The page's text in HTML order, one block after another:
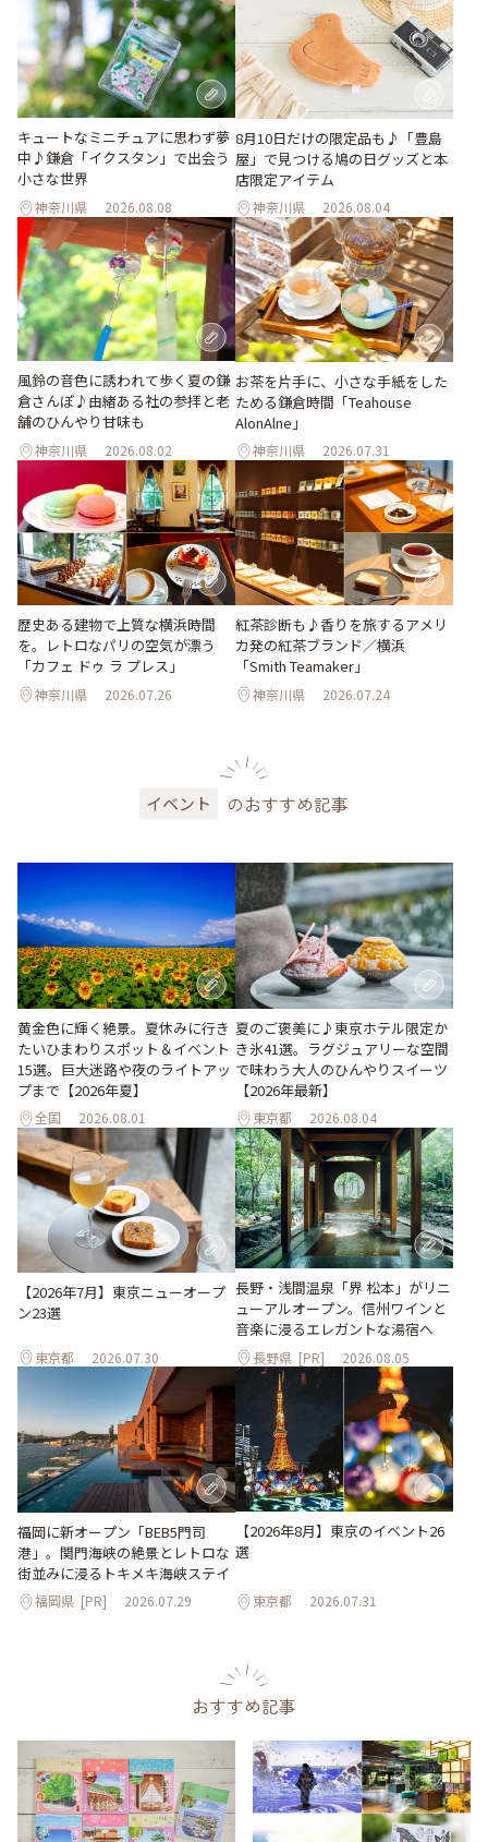
キュートなミニチュアに思わず夢
中♪鎌倉「イクスタン」で出会う
小さな世界
神奈川県 2026.08.08
8月10日だけの限定品も♪「豊島
屋」で見つける鳩の日グッズと本
店限定アイテム
神奈川県 2026.08.04
風鈴の音色に誘われて歩く夏の鎌
倉さんぽ♪由緒ある社の参拝と老
舗のひんやり甘味も
神奈川県 2026.08.02
お茶を片手に、小さな手紙をした
ためる鎌倉時間「Teahouse
AlonAlne」
神奈川県 2026.07.31
歴史ある建物で上質な横浜時間
を。レトロなパリの空気が漂う
「カフェ ドゥ ラ プレス」
神奈川県 2026.07.26
紅茶診断も♪香りを旅するアメリ
カ発の紅茶ブランド／横浜
「Smith Teamaker」
神奈川県 2026.07.24
イベント のおすすめ記事
黄金色に輝く絶景。夏休みに行き
たいひまわりスポット＆イベント
15選。巨大迷路や夜のライトアッ
プまで【2026年夏】
全国 2026.08.01
夏のご褒美に♪東京ホテル限定か
き氷41選。ラグジュアリーな空間
で味わう大人のひんやりスイーツ
【2026年最新】
東京都 2026.08.04
【2026年7月】東京ニューオープ
ン23選
東京都 2026.07.30
長野・浅間温泉「界 松本」がリニ
ューアルオープン。信州ワインと
音楽に浸るエレガントな湯宿へ
長野県 [PR] 2026.08.05
福岡に新オープン「BEB5門司
港」。関門海峡の絶景とレトロな
街並みに浸るトキメキ海峡ステイ
福岡県 [PR] 2026.07.29
【2026年8月】東京のイベント26
選
東京都 2026.07.31
おすすめ記事